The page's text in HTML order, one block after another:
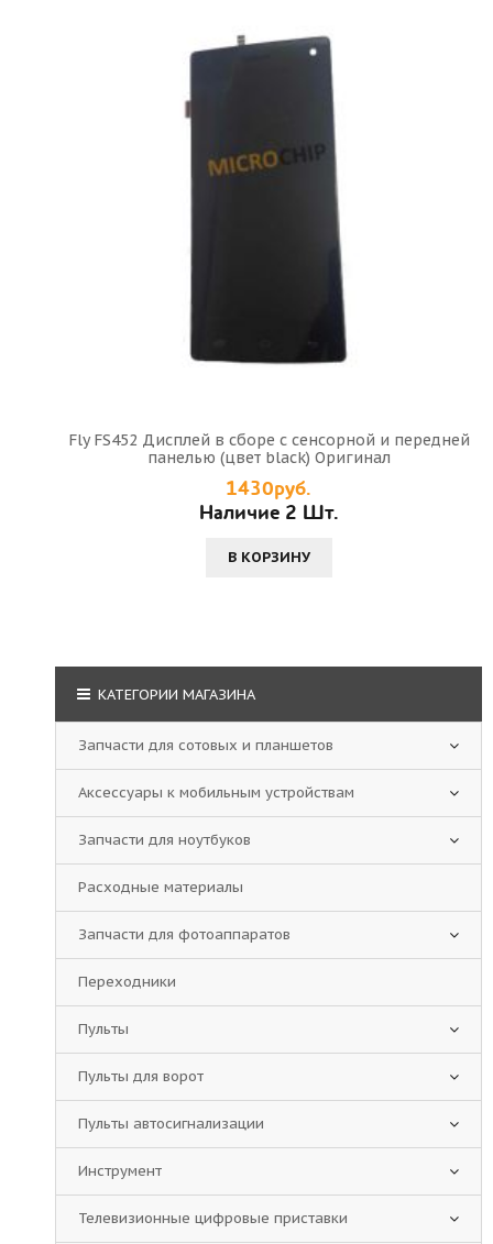
Fly FS452 Дисплей в сборе с сенсорной и передней
панелью (цвет black) Оригинал
1430руб.
Наличие 2 Шт.
В КОРЗИНУ
КАТЕГОРИИ МАГАЗИНА
Запчасти для сотовых и планшетов
Аксессуары к мобильным устройствам
Запчасти для ноутбуков
Расходные материалы
Запчасти для фотоаппаратов
Переходники
Пульты
Пульты для ворот
Пульты автосигнализации
Инструмент
Телевизионные цифровые приставки